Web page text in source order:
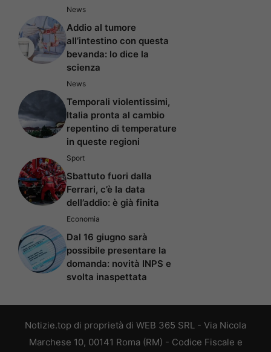
News
Addio al tumore
all’intestino con questa
bevanda: lo dice la
scienza
News
Temporali violentissimi,
Italia pronta al cambio
repentino di temperature
in queste regioni
Sport
Sbattuto fuori dalla
Ferrari, c’è la data
dell’addio: è già finita
Economia
Dal 16 giugno sarà
possibile presentare la
domanda: novità INPS e
svolta inaspettata
Notizie.top di proprietà di WEB 365 SRL - Via Nicola
Marchese 10, 00141 Roma (RM) - Codice Fiscale e